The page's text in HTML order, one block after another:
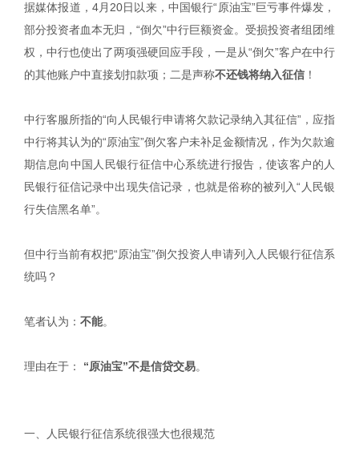
据媒体报道，4月20日以来，中国银行“原油宝”巨亏事件爆发，
部分投资者血本无归，“倒欠”中行巨额资金。受损投资者组团维
权，中行也使出了两项强硬回应手段，一是从“倒欠”客户在中行
的其他账户中直接划扣款项；二是声称不还钱将纳入征信 ！
中行客服所指的“向人民银行申请将欠款记录纳入其征信”，应指
中行将其认为的“原油宝”倒欠客户未补足金额情况，作为欠款逾
期信息向中国人民银行征信中心系统进行报告，使该客户的人
民银行征信记录中出现失信记录，也就是俗称的被列入“人民银
行失信黑名单”。
但中行当前有权把“原油宝”倒欠投资人申请列入人民银行征信系
统吗？
笔者认为： 不能。
理由在于： “原油宝”不是信贷交易。
一、人民银行征信系统很强大也很规范